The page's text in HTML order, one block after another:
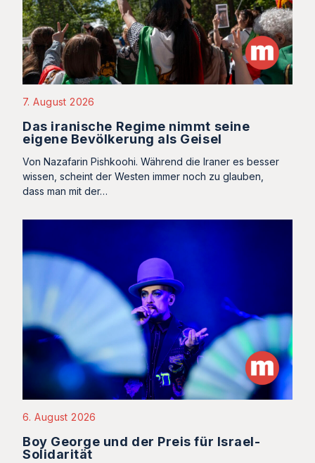
7. August 2026
Das iranische Regime nimmt seine
eigene Bevölkerung als Geisel
Von Nazafarin Pishkoohi. Während die Iraner es besser
wissen, scheint der Westen immer noch zu glauben,
dass man mit der…
6. August 2026
Boy George und der Preis für Israel-
Solidarität